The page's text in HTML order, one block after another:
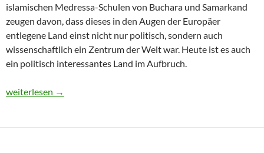
islamischen Medressa-Schulen von Buchara und Samarkand
zeugen davon, dass dieses in den Augen der Europäer
entlegene Land einst nicht nur politisch, sondern auch
wissenschaftlich ein Zentrum der Welt war. Heute ist es auch
ein politisch interessantes Land im Aufbruch.
Usbekistan 2025: Unterwegs in einem Land im Aufbruch
weiterlesen →